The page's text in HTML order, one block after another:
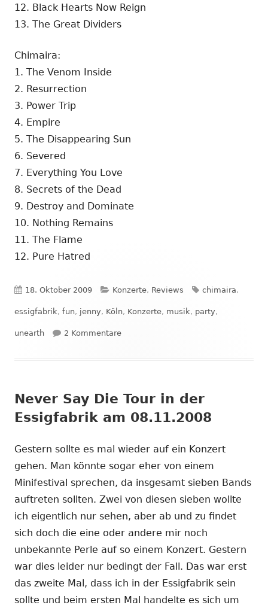
12. Black Hearts Now Reign
13. The Great Dividers
Chimaira:
1. The Venom Inside
2. Resurrection
3. Power Trip
4. Empire
5. The Disappearing Sun
6. Severed
7. Everything You Love
8. Secrets of the Dead
9. Destroy and Dominate
10. Nothing Remains
11. The Flame
12. Pure Hatred
Veröffentlicht
am
18. Oktober 2009 Kategorien
Konzerte, Reviews Schlagwörter
chimaira,
essigfabrik, fun, jenny, Köln, Konzerte, musik, party,
unearth 2 Kommentarezu Chimaira & Unearth in der
Never Say Die Tour in der
Essigfabrik am 08.11.2008
Gestern sollte es mal wieder auf ein Konzert
gehen. Man könnte sogar eher von einem
Minifestival sprechen, da insgesamt sieben Bands
auftreten sollten. Zwei von diesen sieben wollte
ich eigentlich nur sehen, aber ab und zu findet
sich doch die eine oder andere mir noch
unbekannte Perle auf so einem Konzert. Gestern
war dies leider nur bedingt der Fall. Das war erst
das zweite Mal, dass ich in der Essigfabrik sein
sollte und beim ersten Mal handelte es sich um